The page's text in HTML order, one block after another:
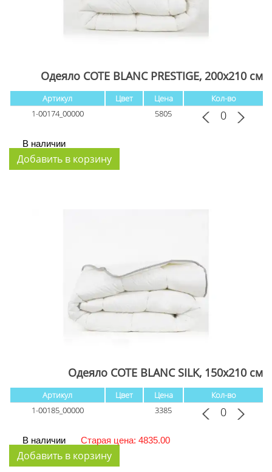
Одеяло COTE BLANC PRESTIGE, 200x210 см
Артикул Цвет Цена
Кол-во
1-00174_00000
5805
В наличии
Одеяло COTE BLANC SILK, 150x210 см
Артикул Цвет Цена
Кол-во
1-00185_00000
3385
В наличии Старая цена: 4835.00